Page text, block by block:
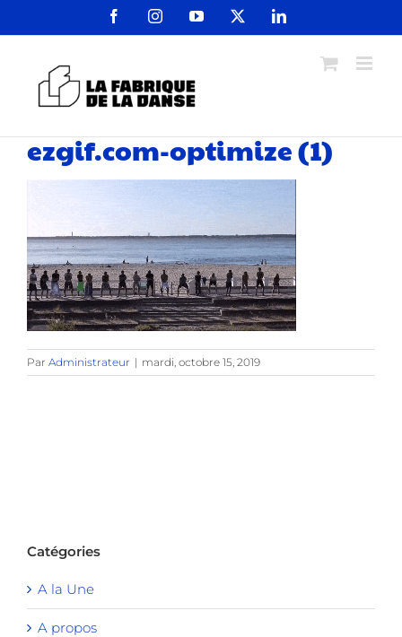
FacebookInstagramYouTube LinkedIn
ezgif.com-optimize (1)
Par Administrateur | mardi, octobre 15, 2019
Catégories
A la Une
A propos